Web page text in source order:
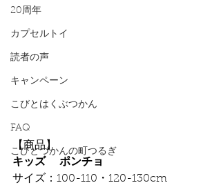
20周年
カプセルトイ
読者の声
キャンペーン
こびとはくぶつかん
FAQ
こびとづかんの町つるぎ
【商品】
キッズ 　ポンチョ
サイズ：100-110・120-130cm